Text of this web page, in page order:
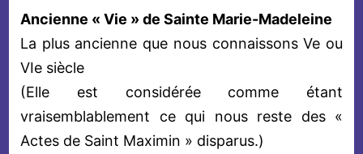
Ancienne « Vie » de Sainte Marie-Madeleine
La plus ancienne que nous connaissons Ve ou
VIe siècle
(Elle est considérée comme étant
vraisemblablement ce qui nous reste des «
Actes de Saint Maximin » disparus.)